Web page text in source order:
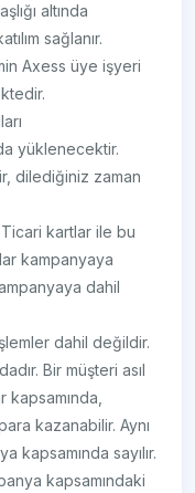
altında
sağlanır.
Axess üye işyeri
yüklenecektir.
dilediğiniz zaman
kartlar ile bu
kampanyaya
dahil
dahil değildir.
Bir müşteri asıl
kazanabilir. Aynı
kapsamında sayılır.
kapsamındaki